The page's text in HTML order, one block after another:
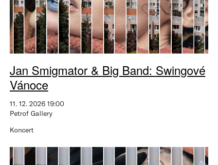
Jan Smigmator & Big Band: Swingové
Vánoce
11. 12. 2026 19:00
Petrof Gallery
Koncert